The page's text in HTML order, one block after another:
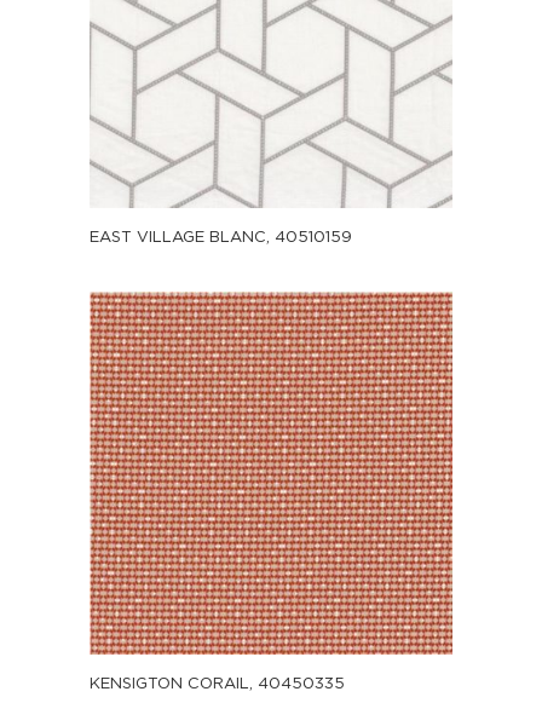
EAST VILLAGE BLANC, 40510159
KENSIGTON CORAIL, 40450335